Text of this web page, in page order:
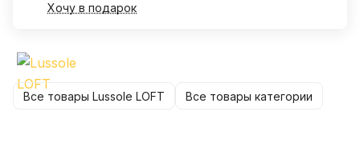
Хочу в подарок
Все товары Lussole LOFT Все товары категории